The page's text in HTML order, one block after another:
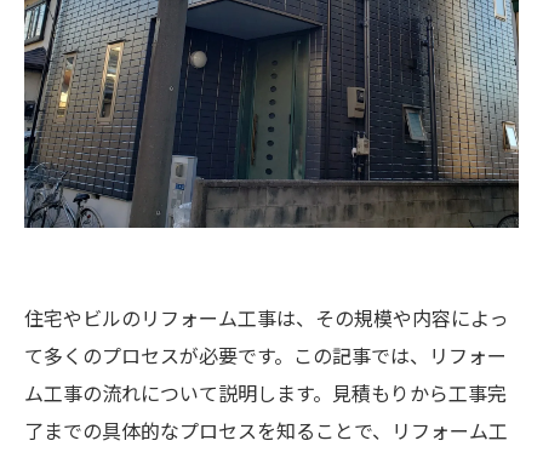
住宅やビルのリフォーム工事は、その規模や内容によっ
て多くのプロセスが必要です。この記事では、リフォー
ム工事の流れについて説明します。見積もりから工事完
了までの具体的なプロセスを知ることで、リフォーム工